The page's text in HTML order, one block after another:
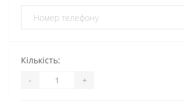
Кількість:
- +